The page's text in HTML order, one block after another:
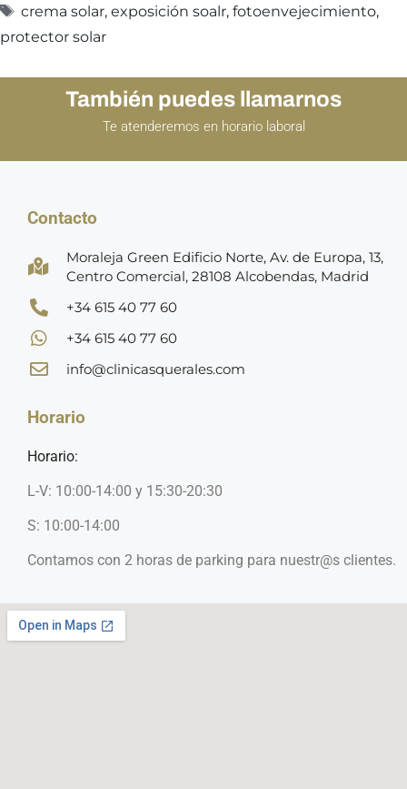
crema solar, exposición soalr, fotoenvejecimiento,
protector solar
También puedes llamarnos
Te atenderemos en horario laboral
Contacto
Moraleja Green Edificio Norte, Av. de Europa, 13,
Centro Comercial, 28108 Alcobendas, Madrid
+34 615 40 77 60
+34 615 40 77 60
info@clinicasquerales.com
Horario
Horario:
L-V: 10:00-14:00 y 15:30-20:30
S: 10:00-14:00
Contamos con 2 horas de parking para nuestr@s clientes.